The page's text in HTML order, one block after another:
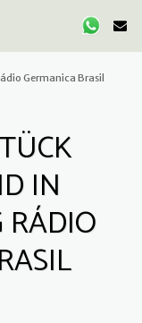
Germanica Brasil
IN
RÁDIO